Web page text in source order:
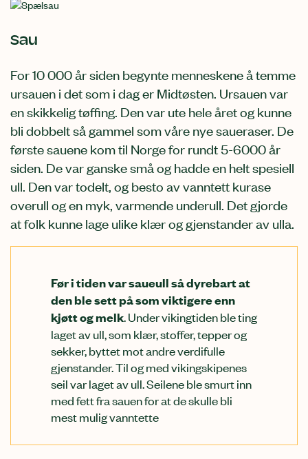
Sau
For 10 000 år siden begynte menneskene å temme
ursauen i det som i dag er Midtøsten. Ursauen var
en skikkelig tøffing. Den var ute hele året og kunne
bli dobbelt så gammel som våre nye saueraser. De
første sauene kom til Norge for rundt 5-6000 år
siden. De var ganske små og hadde en helt spesiell
ull. Den var todelt, og besto av vanntett kurase
overull og en myk, varmende underull. Det gjorde
at folk kunne lage ulike klær og gjenstander av ulla.
Før i tiden var saueull så dyrebart at
den ble sett på som viktigere enn
kjøtt og melk. Under vikingtiden ble ting
laget av ull, som klær, stoffer, tepper og
sekker, byttet mot andre verdifulle
gjenstander. Til og med vikingskipenes
seil var laget av ull. Seilene ble smurt inn
med fett fra sauen for at de skulle bli
mest mulig vanntette